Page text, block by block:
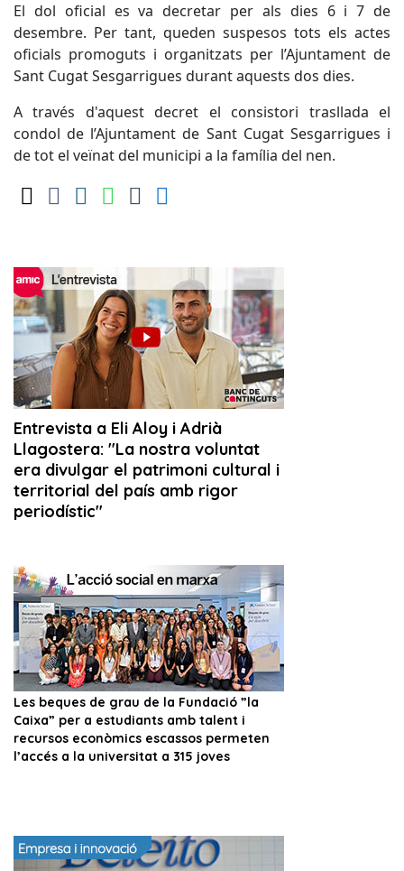
El dol oficial es va decretar per als dies 6 i 7 de
desembre. Per tant, queden suspesos tots els actes
oficials promoguts i organitzats per l’Ajuntament de
Sant Cugat Sesgarrigues durant aquests dos dies.
A través d'aquest decret el consistori trasllada el
condol de l’Ajuntament de Sant Cugat Sesgarrigues i
de tot el veïnat del municipi a la família del nen.